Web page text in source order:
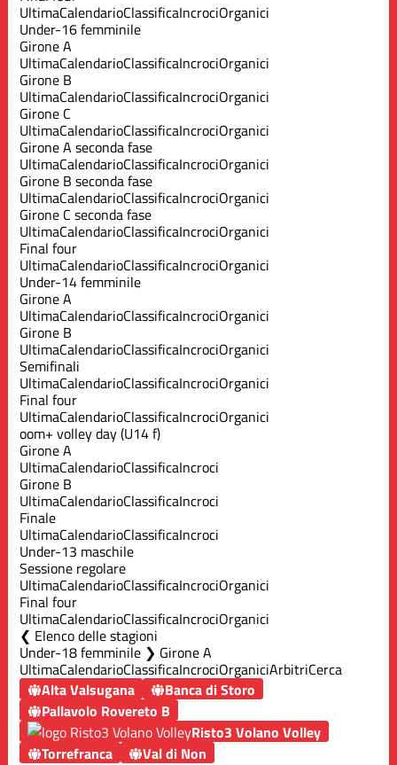
UltimaCalendarioClassificaIncrociOrganici
Under-16 femminile
Girone A
UltimaCalendarioClassificaIncrociOrganici
Girone B
UltimaCalendarioClassificaIncrociOrganici
Girone C
UltimaCalendarioClassificaIncrociOrganici
Girone A seconda fase
UltimaCalendarioClassificaIncrociOrganici
Girone B seconda fase
UltimaCalendarioClassificaIncrociOrganici
Girone C seconda fase
UltimaCalendarioClassificaIncrociOrganici
Final four
UltimaCalendarioClassificaIncrociOrganici
Under-14 femminile
Girone A
UltimaCalendarioClassificaIncrociOrganici
Girone B
UltimaCalendarioClassificaIncrociOrganici
Semifinali
UltimaCalendarioClassificaIncrociOrganici
Final four
UltimaCalendarioClassificaIncrociOrganici
oom+ volley day (U14 f)
Girone A
UltimaCalendarioClassificaIncroci
Girone B
UltimaCalendarioClassificaIncroci
Finale
UltimaCalendarioClassificaIncroci
Under-13 maschile
Sessione regolare
UltimaCalendarioClassificaIncrociOrganici
Final four
UltimaCalendarioClassificaIncrociOrganici
Elenco delle stagioni
Under-18 femminile ❯ Girone A
UltimaCalendarioClassificaIncrociOrganiciArbitriCerca
Alta Valsugana
Banca di Storo
Pallavolo Rovereto B
Risto3 Volano Volley
Torrefranca
Val di Non